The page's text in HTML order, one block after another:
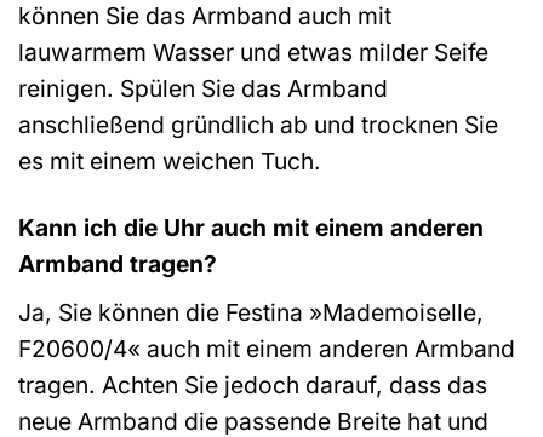
können Sie das Armband auch mit
lauwarmem Wasser und etwas milder Seife
reinigen. Spülen Sie das Armband
anschließend gründlich ab und trocknen Sie
es mit einem weichen Tuch.
Kann ich die Uhr auch mit einem anderen
Armband tragen?
Ja, Sie können die Festina »Mademoiselle,
F20600/4« auch mit einem anderen Armband
tragen. Achten Sie jedoch darauf, dass das
neue Armband die passende Breite hat und